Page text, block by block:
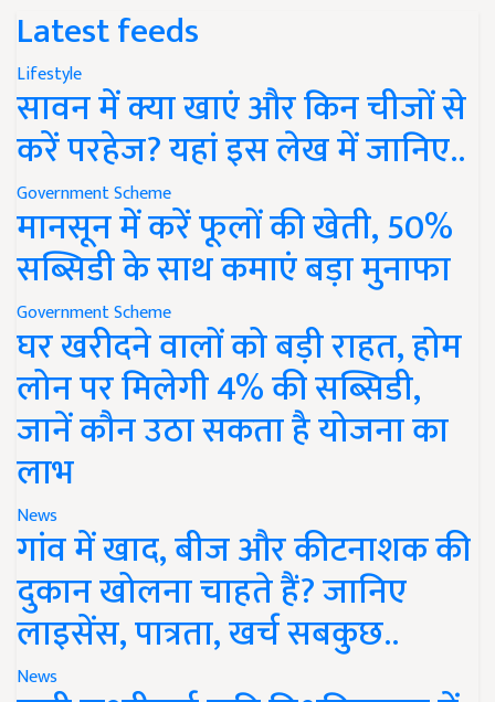
Latest feeds
Lifestyle
सावन में क्या खाएं और किन चीजों से
करें परहेज? यहां इस लेख में जानिए..
Government Scheme
मानसून में करें फूलों की खेती, 50%
सब्सिडी के साथ कमाएं बड़ा मुनाफा
Government Scheme
घर खरीदने वालों को बड़ी राहत, होम
लोन पर मिलेगी 4% की सब्सिडी,
जानें कौन उठा सकता है योजना का
लाभ
News
गांव में खाद, बीज और कीटनाशक की
दुकान खोलना चाहते हैं? जानिए
लाइसेंस, पात्रता, खर्च सबकुछ..
News